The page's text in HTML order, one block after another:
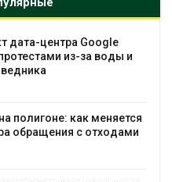
дата-центра Google
из-за воды и
полигоне: как меняется
обращения с отходами